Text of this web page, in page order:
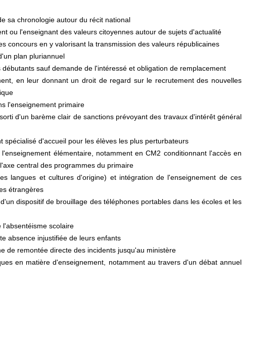
sa chronologie autour du récit national
ou l'enseignant des valeurs citoyennes autour de sujets d'actualité
concours en y valorisant la transmission des valeurs républicaines
plan pluriannuel
sauf demande de l'intéressé et obligation de remplacement
en leur donnant un droit de regard sur le recrutement des nouvelles
l'enseignement primaire
d'un barème clair de sanctions prévoyant des travaux d'intérêt général
d'accueil pour les élèves les plus perturbateurs
élémentaire, notamment en CM2 conditionnant l'accès en
central des programmes du primaire
langues et cultures d'origine) et intégration de l'enseignement de ces
étrangères
dispositif de brouillage des téléphones portables dans les écoles et les
l'absentéisme scolaire
absence injustifiée de leurs enfants
de remontée directe des incidents jusqu'au ministère
en matière d'enseignement, notamment au travers d'un débat annuel